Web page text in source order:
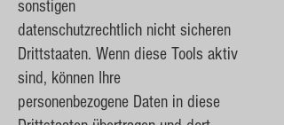
sonstigen
datenschutzrechtlich nicht sicheren
Drittstaaten. Wenn diese Tools aktiv
sind, können Ihre
personenbezogene Daten in diese